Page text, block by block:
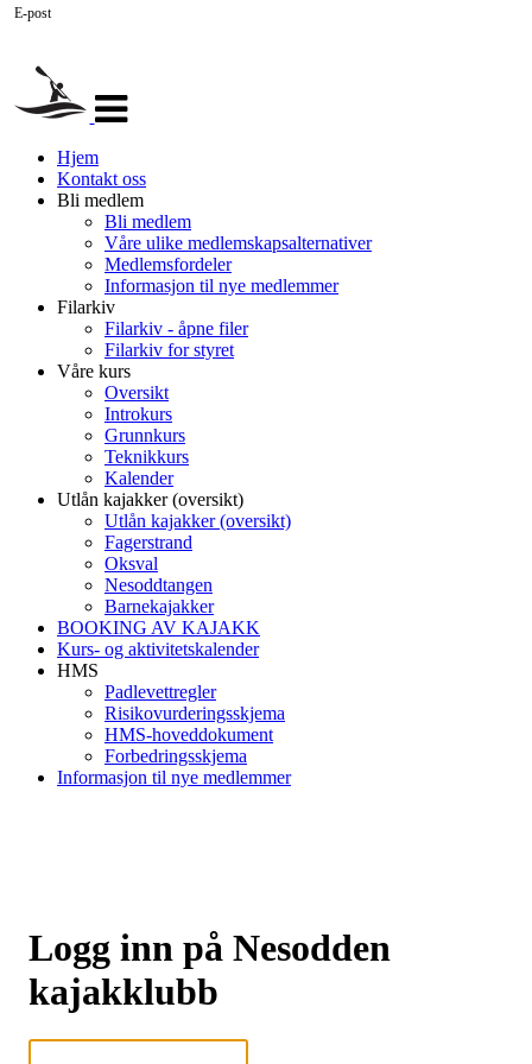
navigasjon
Hjem
Kontakt oss
Bli medlem
Bli medlem
Våre ulike medlemskapsalternativer
Medlemsfordeler
Informasjon til nye medlemmer
Filarkiv
Filarkiv - åpne filer
Filarkiv for styret
Våre kurs
Oversikt
Introkurs
Grunnkurs
Teknikkurs
Kalender
Utlån kajakker (oversikt)
Utlån kajakker (oversikt)
Fagerstrand
Oksval
Nesoddtangen
Barnekajakker
BOOKING AV KAJAKK
Kurs- og aktivitetskalender
HMS
Padlevettregler
Risikovurderingsskjema
HMS-hoveddokument
Forbedringsskjema
Informasjon til nye medlemmer
Logg inn på Nesodden
kajakklubb
E-post